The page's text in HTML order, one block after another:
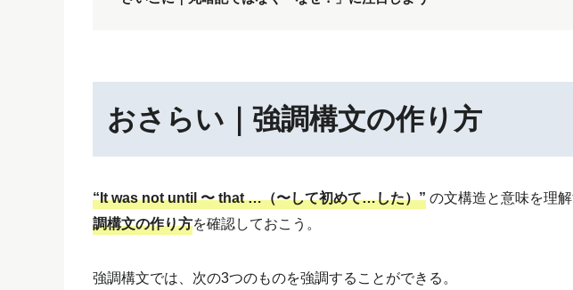
おさらい｜強調構文の作り方
“It was not until 〜 that …（〜して初めて…した）” の文構造と意味を理
調構文の作り方を確認しておこう。
強調構文では、次の3つのものを強調することができる。